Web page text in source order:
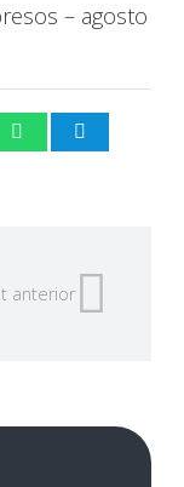
– agosto
anterior